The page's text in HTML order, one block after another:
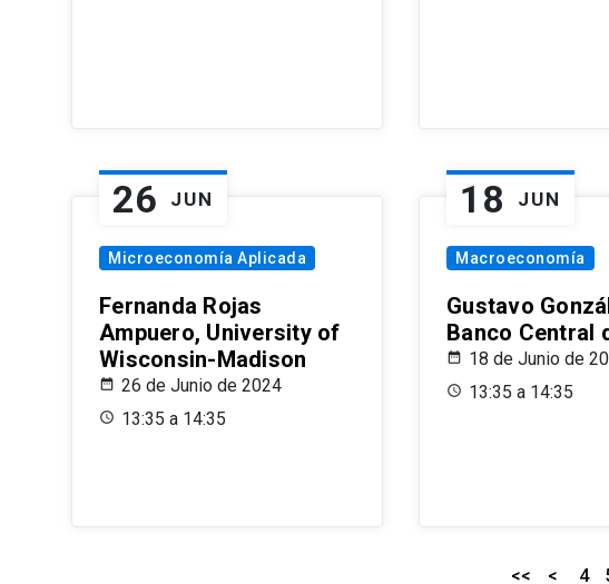
26 JUN
Microeconomía Aplicada
Fernanda Rojas
Ampuero, University of
Wisconsin-Madison
26 de Junio de 2024
13:35 a 14:35
18 JUN
Macroeconomía
Gustavo
Banco Central
18 de Junio de
13:35 a 14:35
<< < 4